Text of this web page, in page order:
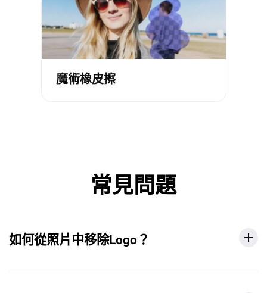
魔術橡皮擦
常見問題
如何從照片中移除Logo？